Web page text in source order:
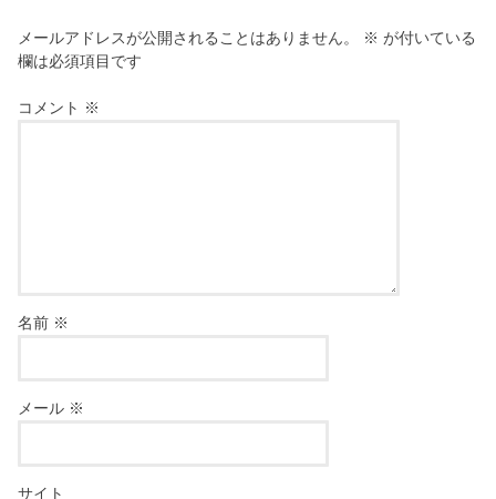
メールアドレスが公開されることはありません。 ※ が付いている
欄は必須項目です
コメント ※
名前 ※
メール ※
サイト